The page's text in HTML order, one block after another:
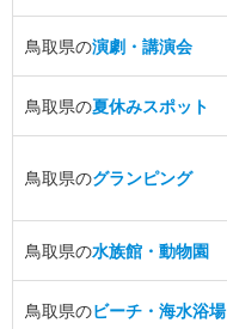
鳥取県の演劇・講演会
鳥取県の夏休みスポット
鳥取県のグランピング
鳥取県の水族館・動物園
鳥取県のビーチ・海水浴場